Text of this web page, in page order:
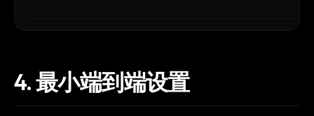
4.最小端到端设置